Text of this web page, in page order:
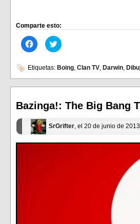
Comparte esto:
Haz
clic
en
Facebook
(Se
abre
ventana
nueva)
Haz
clic
en
Twitter
(Se
abre
ventana
nueva)
Etiquetas: Boing, Clan TV, Darwin,
Bazinga!: The Big Bang
SrGrifter, el 20 de junio de